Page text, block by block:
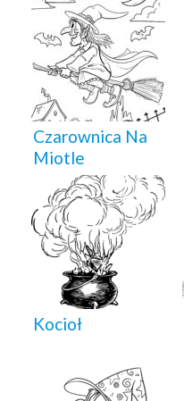
Czarownica Na
Miotle
Kocioł